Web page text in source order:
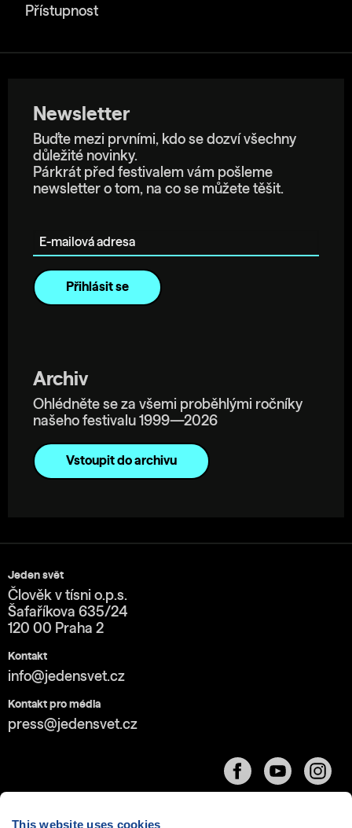
This website uses cookies
Přístupnost
Newsletter
Buďte mezi prvními, kdo se dozví všechny
důležité novinky.
Párkrát před festivalem vám pošleme
newsletter o tom, na co se můžete těšit.
Archiv
Ohlédněte se za všemi proběhlými ročníky
našeho festivalu 1999—2026
Vstoupit do archivu
Jeden svět
Člověk v tísni o.p.s.
Šafaříkova 635/24
120 00 Praha 2
Kontakt
info@jedensvet.cz
Kontakt pro média
press@jedensvet.cz